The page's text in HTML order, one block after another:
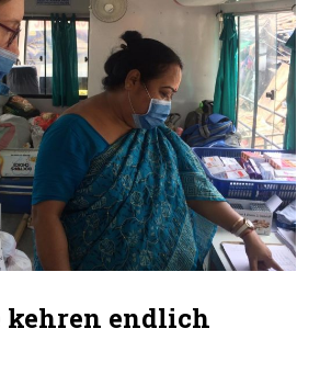
endlich